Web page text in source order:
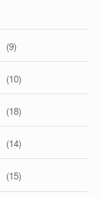
(9)
(10)
(18)
(14)
(15)